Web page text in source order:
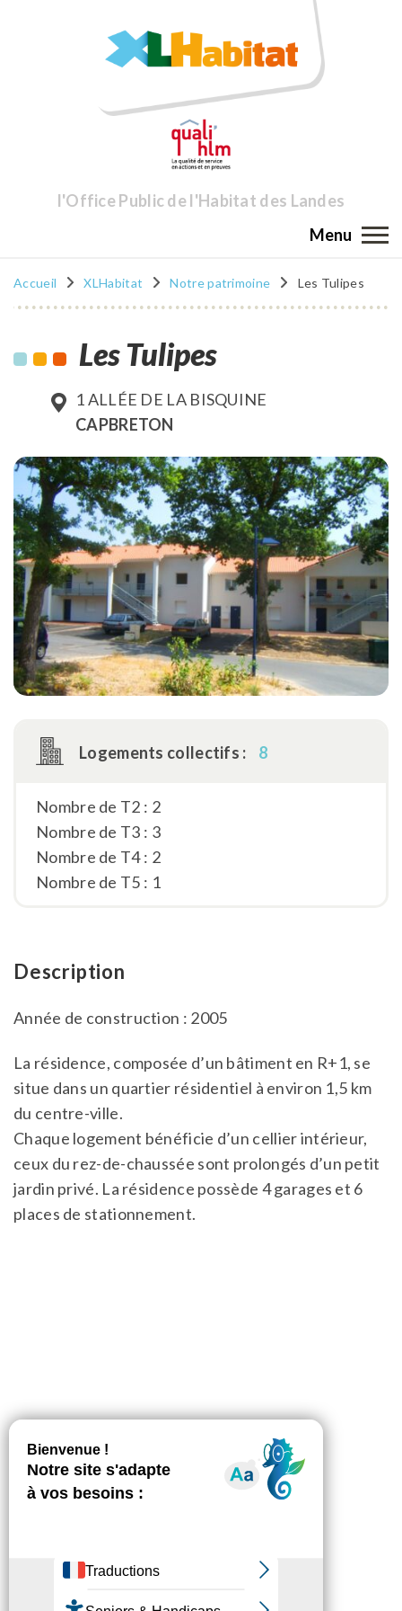
l'Office Public de l'Habitat des Landes
Menu
Accueil XLHabitat Notre patrimoine Les Tulipes
Les Tulipes
1 ALLÉE DE LA BISQUINE
CAPBRETON
Logements collectifs : 8
Nombre de T2 : 2
Nombre de T3 : 3
Nombre de T4 : 2
Nombre de T5 : 1
Description
Année de construction : 2005
La résidence, composée d’un bâtiment en R+1, se
situe dans un quartier résidentiel à environ 1,5 km
du centre-ville.
Chaque logement bénéficie d’un cellier intérieur,
ceux du rez-de-chaussée sont prolongés d’un petit
jardin privé. La résidence possède 4 garages et 6
places de stationnement.